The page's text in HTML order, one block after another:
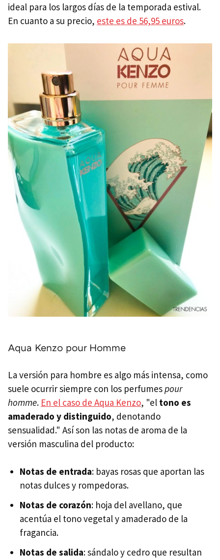
ideal para los largos días de la temporada estival.
En cuanto a su precio, este es de 56,95 euros.
Aqua Kenzo pour Homme
La versión para hombre es algo más intensa, como
suele ocurrir siempre con los perfumespour
homme. En el caso de Aqua Kenzo, "el tono es
amaderado y distinguido, denotando
sensualidad." Así son las notas de aroma de la
versión masculina del producto:
Notas de entrada: bayas rosas que aportan las
notas dulces y rompedoras.
Notas de corazón: hoja del avellano, que
acentúa el tono vegetal y amaderado de la
fragancia.
Notas de salida: sándalo y cedro que resultan